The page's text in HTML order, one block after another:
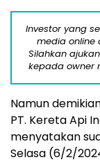
Investor yang
media online
Silahkan
kepada owner
Namun
PT. Kereta Api
menyatakan
Selasa (6/2/